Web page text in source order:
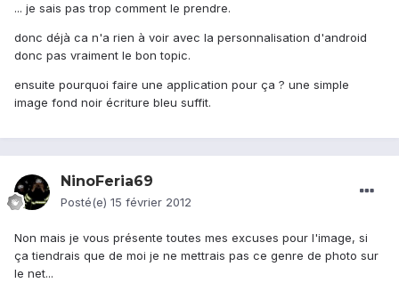
... je sais pas trop comment le prendre.
donc déjà ca n'a rien à voir avec la personnalisation d'android
donc pas vraiment le bon topic.
ensuite pourquoi faire une application pour ça ? une simple
image fond noir écriture bleu suffit.
NinoFeria69
Posté(e) 15 février 2012
Non mais je vous présente toutes mes excuses pour l'image, si
ça tiendrais que de moi je ne mettrais pas ce genre de photo sur
le net...